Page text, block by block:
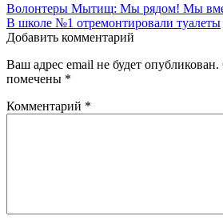
Волонтеры Мытищ: Мы рядом! Мы
В школе №1 отремонтировали туалеты
Добавить комментарий
Ваш адрес email не будет опубликован.
помечены *
Комментарий *